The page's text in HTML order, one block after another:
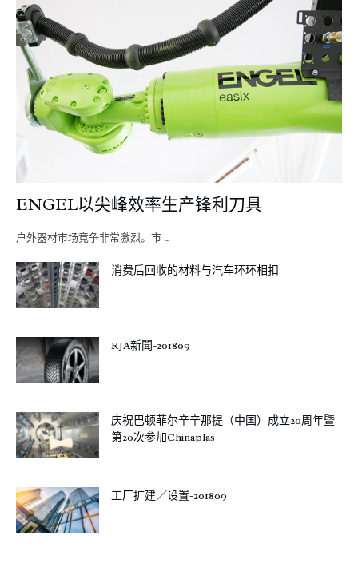
ENGEL以尖峰效率生产锋利刀具
户外器材市场竞争非常激烈。市 …
消费后回收的材料与汽车环环相扣
RJA新聞-201809
庆祝巴顿菲尔辛辛那提（中国）成立20周年暨
第20次参加Chinaplas
工厂扩建／设置-201809